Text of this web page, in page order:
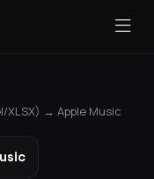
XLSX) → Apple Music